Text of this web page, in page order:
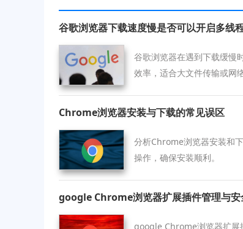
谷歌浏览器下载速度慢是否可以开启多线
谷歌浏览器在遇到下载缓慢
效率，适合大文件传输或网
Chrome浏览器安装与下载的常见误区
分析Chrome浏览器安装和
操作，确保安装顺利。
google Chrome浏览器扩展插件管理与安
google Chrome浏览器扩展